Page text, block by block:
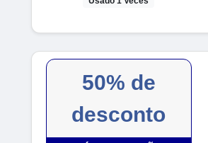
50% de
desconto